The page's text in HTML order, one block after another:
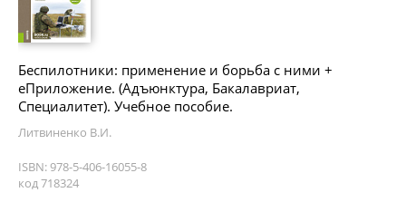
Беспилотники: применение и борьба с ними +
еПриложение. (Адъюнктура, Бакалавриат,
Специалитет). Учебное пособие.
Литвиненко В.И.
ISBN: 978-5-406-16055-8
код 718324